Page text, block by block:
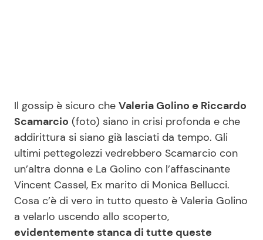
News Spettacolo
Benessere
Casa
Moda e Style
Cucina e Ricette
Consigli di Cucina
Dolci
Il gossip è sicuro che Valeria Golino e Riccardo
Scamarcio (foto) siano in crisi profonda e che
addirittura si siano già lasciati da tempo. Gli
ultimi pettegolezzi vedrebbero Scamarcio con
un’altra donna e La Golino con l’affascinante
Vincent Cassel, Ex marito di Monica Bellucci.
Cosa c’è di vero in tutto questo è Valeria Golino
a velarlo uscendo allo scoperto,
evidentemente stanca di tutte queste